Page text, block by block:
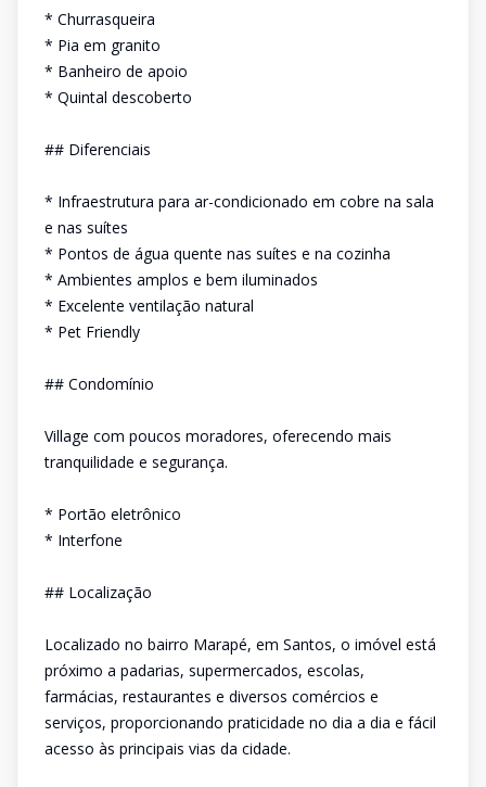
* Churrasqueira
* Pia em granito
* Banheiro de apoio
* Quintal descoberto
## Diferenciais
* Infraestrutura para ar-condicionado em cobre na sala
e nas suítes
* Pontos de água quente nas suítes e na cozinha
* Ambientes amplos e bem iluminados
* Excelente ventilação natural
* Pet Friendly
## Condomínio
Village com poucos moradores, oferecendo mais
tranquilidade e segurança.
* Portão eletrônico
* Interfone
## Localização
Localizado no bairro Marapé, em Santos, o imóvel está
próximo a padarias, supermercados, escolas,
farmácias, restaurantes e diversos comércios e
serviços, proporcionando praticidade no dia a dia e fácil
acesso às principais vias da cidade.